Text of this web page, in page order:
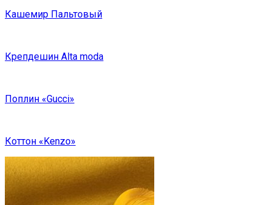
Кашемир Пальтовый
Крепдешин Alta moda
Поплин «Gucci»
Коттон «Kenzo»